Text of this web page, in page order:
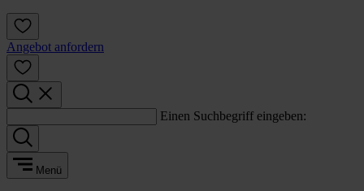
Angebot anfordern
Einen Suchbegriff eingeben:
Menü